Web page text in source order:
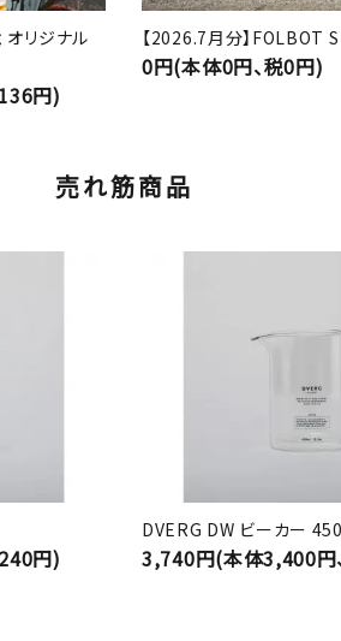
リジナル
円)
【2026.7月分】FOLBOT
0円(本体0円、税0円)
売れ筋商品
円)
DVERG DW ビーカー
3,740円(本体3,400円